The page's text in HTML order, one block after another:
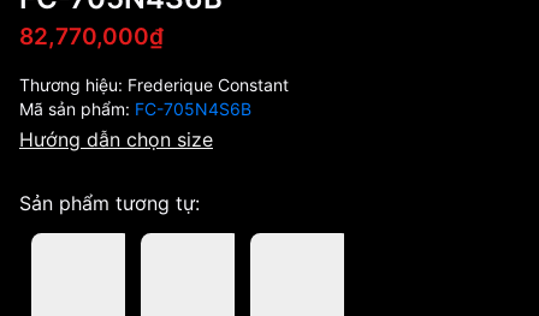
82,770,000₫
Thương hiệu: Frederique Constant
Mã sản phẩm: FC-705N4S6B
Hướng dẫn chọn size
Sản phẩm tương tự: